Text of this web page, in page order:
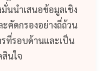
นนำเสนอข้อมูลเชิง
คัดกรองอย่างถี่ถ้วน
ที่รอบด้านและเป็น
นใจ